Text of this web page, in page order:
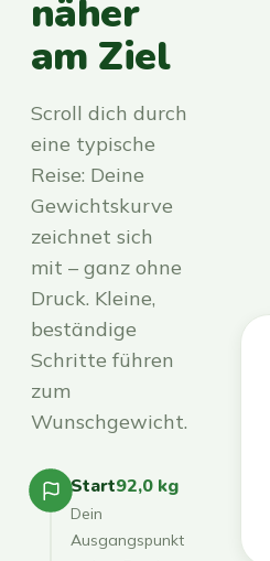
näher
am Ziel
Scroll dich durch
eine typische
Reise: Deine
Gewichtskurve
zeichnet sich
mit – ganz ohne
Druck. Kleine,
beständige
Schritte führen
zum
Wunschgewicht.
Start92,0 kg
Dein
Ausgangspunkt